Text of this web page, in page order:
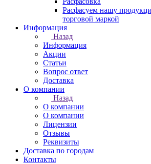
Расфасуем нашу
торговой маркой
Информация
Назад
Информация
Акции
Статьи
Вопрос ответ
Доставка
О компании
Назад
О компании
О компании
Лицензии
Отзывы
Реквизиты
Доставка по городам
Контакты